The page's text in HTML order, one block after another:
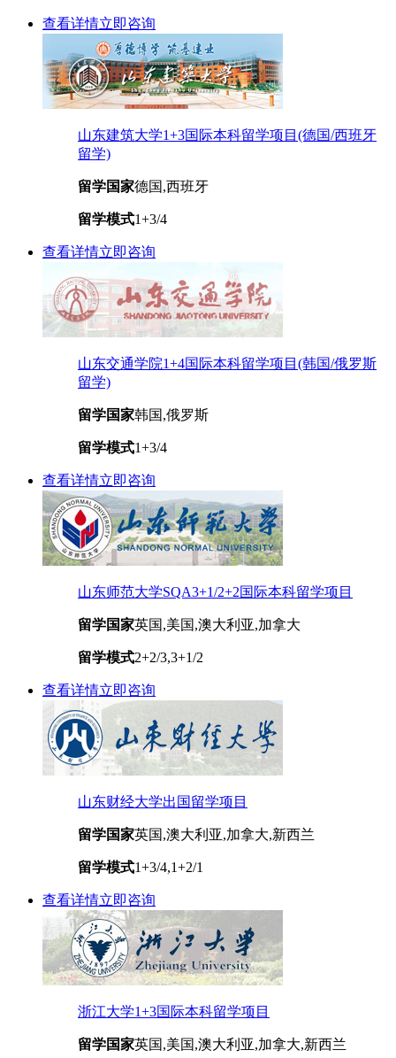
查看详情立即咨询
山东建筑大学1+3国际本科留学项目(德国/西班牙
留学)
留学国家德国,西班牙
留学模式1+3/4
查看详情立即咨询
山东交通学院1+4国际本科留学项目(韩国/俄罗斯
留学)
留学国家韩国,俄罗斯
留学模式1+3/4
查看详情立即咨询
山东师范大学SQA3+1/2+2国际本科留学项目
留学国家英国,美国,澳大利亚,加拿大
留学模式2+2/3,3+1/2
查看详情立即咨询
山东财经大学出国留学项目
留学国家英国,澳大利亚,加拿大,新西兰
留学模式1+3/4,1+2/1
查看详情立即咨询
浙江大学1+3国际本科留学项目
留学国家英国,美国,澳大利亚,加拿大,新西兰